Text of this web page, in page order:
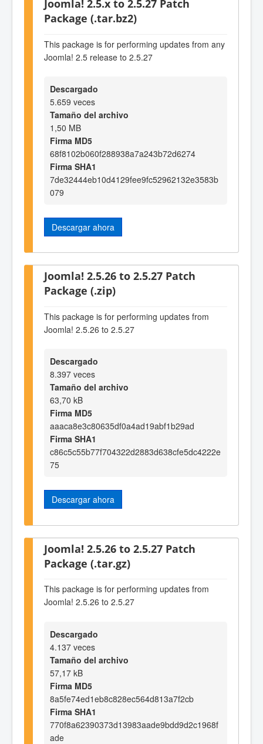
Joomla! 2.5.x to 2.5.27 Patch
Package (.tar.bz2)
This package is for performing updates from any
Joomla! 2.5 release to 2.5.27
Descargado
5.659 veces
Tamaño del archivo
1,50 MB
Firma MD5
68f8102b060f288938a7a243b72d6274
Firma SHA1
7de32444eb10d4129fee9fc52962132e3583b
079
Descargar ahora
Joomla! 2.5.26 to 2.5.27 Patch
Package (.zip)
This package is for performing updates from
Joomla! 2.5.26 to 2.5.27
Descargado
8.397 veces
Tamaño del archivo
63,70 kB
Firma MD5
aaaca8e3c80635df0a4ad19abf1b29ad
Firma SHA1
c86c5c55b77f704322d2883d638cfe5dc4222e
75
Descargar ahora
Joomla! 2.5.26 to 2.5.27 Patch
Package (.tar.gz)
This package is for performing updates from
Joomla! 2.5.26 to 2.5.27
Descargado
4.137 veces
Tamaño del archivo
57,17 kB
Firma MD5
8a5fe74ed1eb8c828ec564d813a7f2cb
Firma SHA1
770f8a62390373d13983aade9bdd9d2c1968f
ade